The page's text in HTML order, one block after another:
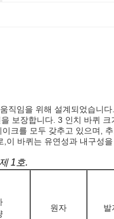
임을 위해 설계되었습니
보장합니다. 3 인치 바퀴
크를 모두 갖추고 있으며,
바퀴는 유연성과 내구성
1호.
원자 발